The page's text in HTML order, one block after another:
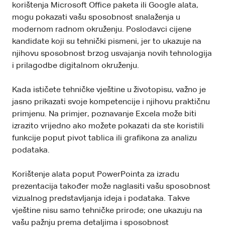
korištenja Microsoft Office paketa ili Google alata,
mogu pokazati vašu sposobnost snalaženja u
modernom radnom okruženju. Poslodavci cijene
kandidate koji su tehnički pismeni, jer to ukazuje na
njihovu sposobnost brzog usvajanja novih tehnologija
i prilagodbe digitalnom okruženju.
Kada ističete tehničke vještine u životopisu, važno je
jasno prikazati svoje kompetencije i njihovu praktičnu
primjenu. Na primjer, poznavanje Excela može biti
izrazito vrijedno ako možete pokazati da ste koristili
funkcije poput pivot tablica ili grafikona za analizu
podataka.
Korištenje alata poput PowerPointa za izradu
prezentacija također može naglasiti vašu sposobnost
vizualnog predstavljanja ideja i podataka. Takve
vještine nisu samo tehničke prirode; one ukazuju na
vašu pažnju prema detaljima i sposobnost